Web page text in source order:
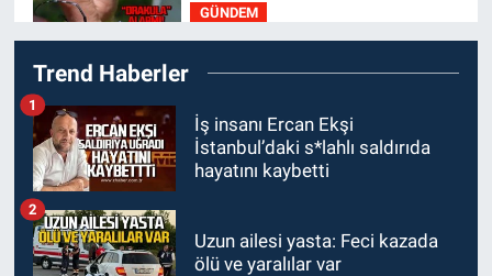
GÜNDEM
10:06“Drakula” alarmı!
Zonguldak, Bartın ve Düzce
GÜNDEM
09:52Karabük'te kaza yaptılar:
7 yaralı
09:43 Arkadaşlıklar &
Trend Haberler
İş insanı Ercan Ekşi
İstanbul’daki s*lahlı saldırıda
hayatını kaybetti
1
Uzun ailesi yasta: Feci kazada
ölü ve yaralılar var
2